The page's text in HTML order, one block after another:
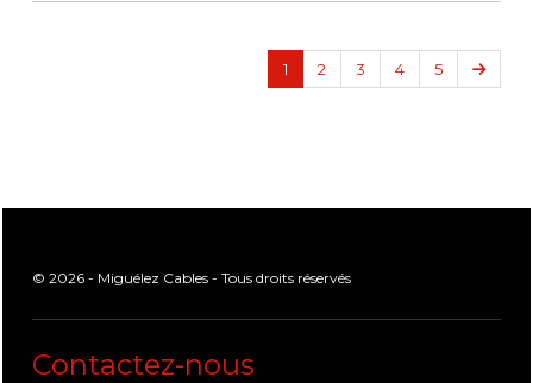
1 2 3 4 5
© 2026 - Miguélez Cables - Tous droits réservés
Contactez-nous